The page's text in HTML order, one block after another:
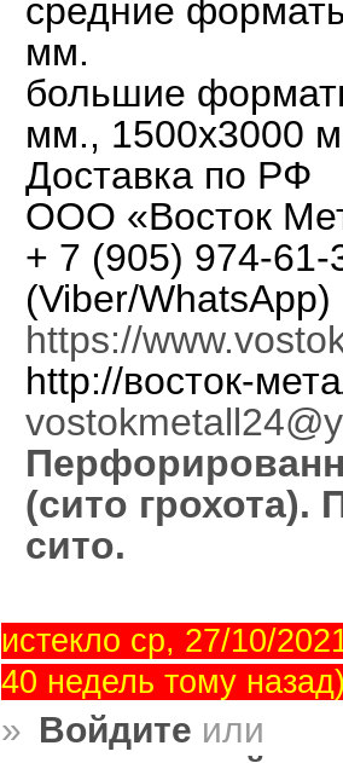
средние
мм.
большие
мм., 1500х3000
Доставка по РФ
ООО «Восток
+ 7 (905) 974-61-
(Viber/WhatsApp)
https://
http://восток-
(сито грохота).
сито.
истекло ср, 27/10/
40 недель тому
» Войдите или